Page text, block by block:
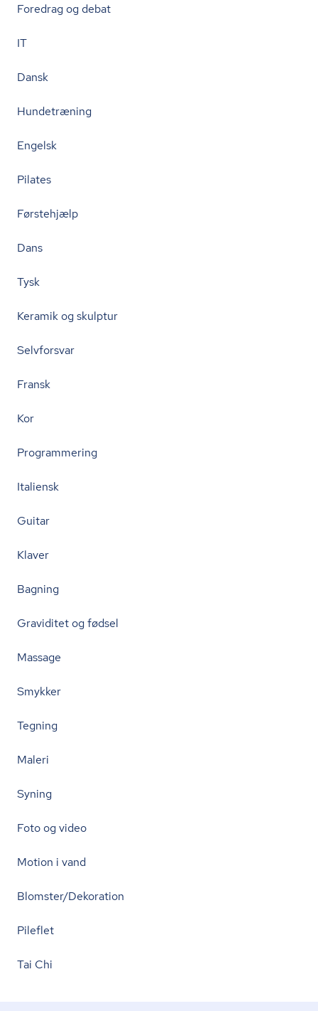
Foredrag og debat
IT
Dansk
Hundetræning
Engelsk
Pilates
Førstehjælp
Dans
Tysk
Keramik og skulptur
Selvforsvar
Fransk
Kor
Programmering
Italiensk
Guitar
Klaver
Bagning
Graviditet og fødsel
Massage
Smykker
Tegning
Maleri
Syning
Foto og video
Motion i vand
Blomster/Dekoration
Pileflet
Tai Chi